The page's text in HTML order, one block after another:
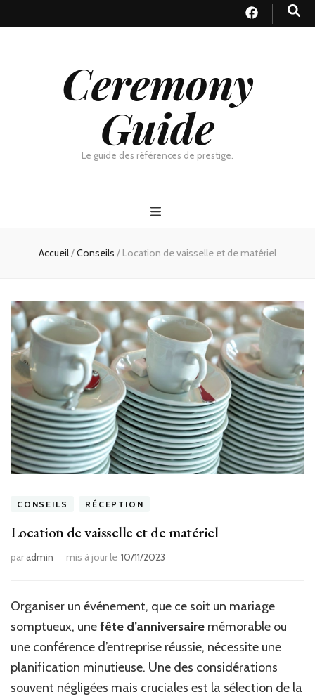
Ceremony
Guide
Le guide des références de prestige.
Accueil/Conseils / Location de vaisselle et de matériel
CONSEILS RÉCEPTION
Location de vaisselle et de matériel
paradmin mis à jour le 10/11/2023
Organiser un événement, que ce soit un mariage
somptueux, unefête d’anniversaire mémorable ou
une conférence d’entreprise réussie, nécessite une
planification minutieuse. Une des considérations
souvent négligées mais cruciales est la sélection de la